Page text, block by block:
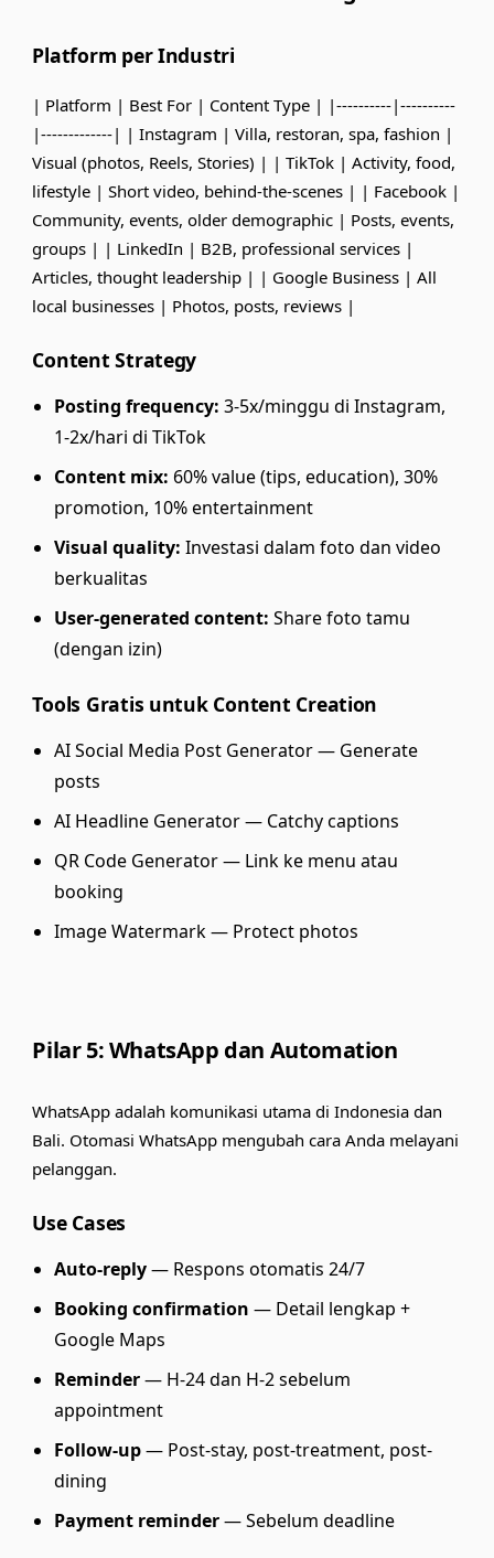
Platform per Industri
| Platform | Best For | Content Type | |----------|----------
|-------------| | Instagram | Villa, restoran, spa, fashion |
Visual (photos, Reels, Stories) | | TikTok | Activity, food,
lifestyle | Short video, behind-the-scenes | | Facebook |
Community, events, older demographic | Posts, events,
groups | | LinkedIn | B2B, professional services |
Articles, thought leadership | | Google Business | All
local businesses | Photos, posts, reviews |
Content Strategy
Posting frequency: 3-5x/minggu di Instagram,
1-2x/hari di TikTok
Content mix: 60% value (tips, education), 30%
promotion, 10% entertainment
Visual quality: Investasi dalam foto dan video
berkualitas
User-generated content: Share foto tamu
(dengan izin)
Tools Gratis untuk Content Creation
AI Social Media Post Generator— Generate
posts
AI Headline Generator— Catchy captions
QR Code Generator— Link ke menu atau
booking
Image Watermark— Protect photos
Pilar 5: WhatsApp dan Automation
WhatsApp adalah komunikasi utama di Indonesia dan
Bali. Otomasi WhatsApp mengubah cara Anda melayani
pelanggan.
Use Cases
Auto-reply— Respons otomatis 24/7
Booking confirmation — Detail lengkap +
Google Maps
Reminder— H-24 dan H-2 sebelum
appointment
Follow-up— Post-stay, post-treatment, post-
dining
Payment reminder— Sebelum deadline